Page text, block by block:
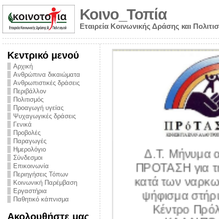
Κοινο_Τοπία
Εταιρεία Κοινωνικής Δράσης και
Κεντρικό μενού
Αρχική
Ανθρώπινα δικαιώματα
Ανθρωπιστικές δράσεις
Περιβάλλον
Πολιτισμός
Προαγωγή υγείας
Ψυχαγωγικές δράσεις
Γενικά
Προβολές
Παραγωγές
Ημερολόγιο
Σύνδεσμοι
Επικοινωνία
Περιηγήσεις Τόπων
Κοινωνική Παρέμβαση
Εργαστήρια
Παθητικό κάπνισμα
Ακολουθήστε μας
για τον
– Η έλλειψη
και
Δ.Τ. Μήνυμα
ΠΡΟΤΑΣΗ για
κατά των
ψήφισμα
Κέντρο